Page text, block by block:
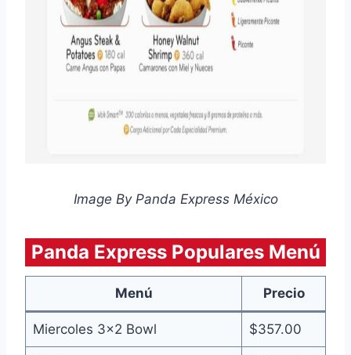
Image By Panda Express México
Panda Express Populares Menú
Menú Precio
Miercoles 3×2 Bowl $357.00